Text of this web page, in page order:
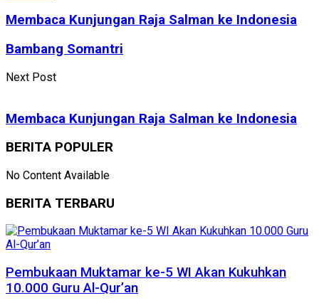
Membaca Kunjungan Raja Salman ke Indonesia
Bambang Somantri
Next Post
Membaca Kunjungan Raja Salman ke Indonesia
BERITA POPULER
No Content Available
BERITA TERBARU
Pembukaan Muktamar ke-5 WI Akan Kukuhkan
10.000 Guru Al-Qur’an